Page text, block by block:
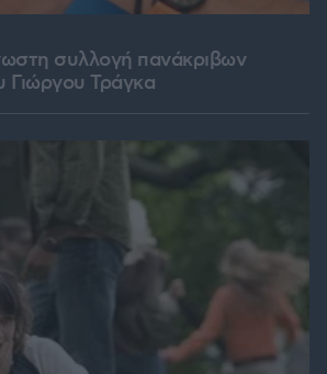
συλλογή πανάκριβων
Γιώργου Τράγκα